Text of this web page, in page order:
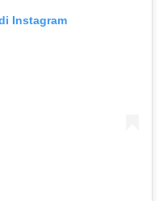
Instagram